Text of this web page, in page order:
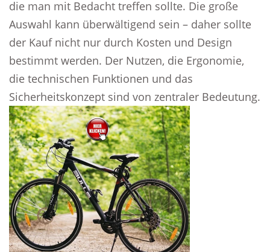
die man mit Bedacht treffen sollte. Die große
Auswahl kann überwältigend sein – daher sollte
der Kauf nicht nur durch Kosten und Design
bestimmt werden. Der Nutzen, die Ergonomie,
die technischen Funktionen und das
Sicherheitskonzept sind von zentraler Bedeutung.